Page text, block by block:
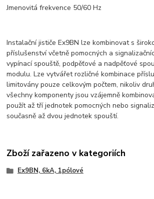
Jmenovitá frekvence 50/60 Hz
Instalační jističe Ex9BN lze kombinovat s
příslušenství včetně pomocných a
vypínací spouště, podpěťové a nadpěťové
modulu. Lze vytvářet rozličné kombinace
limitovány pouze celkovým počtem, nikoliv
všechny komponenty jsou vzájemně
použít až tří jednotek pomocných nebo
současně až dvou jednotek spouští.
Zboží zařazeno v kategoriích
Ex9BN, 6kA, 1pólové